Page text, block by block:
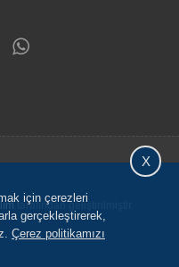
tarafından geliştirilmiştir.
için çerezleri
gerçekleştirerek,
Çerez politikamızı
X